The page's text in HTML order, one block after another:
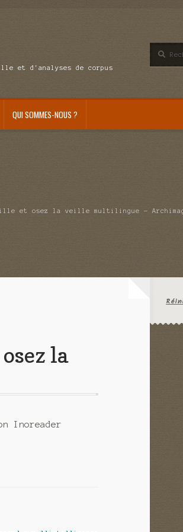
et d'analyses de corpus
pour :
QUI SOMMES-NOUS ?
et osez la veille multilingue –
la
Inoreader